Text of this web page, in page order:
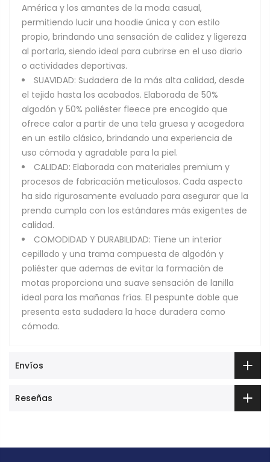
América y los amantes de la moda casual,
permitiendo lucir una hoodie única y con estilo
propio, brindando una sensación de calidez y ligereza
al portarla, siendo ideal para cubrirse en el uso diario
o actividades deportivas.
SUAVIDAD: Sudadera de la más alta calidad, desde
el tejido hasta los acabados. Elaborada de 50%
algodón y 50% poliéster fleece pre encogido que
ofrece calor a partir de una tela gruesa y acogedora
en un estilo clásico, brindando una experiencia de
uso cómoda y agradable para la piel.
CALIDAD: Elaborada con materiales premium y
procesos de fabricación meticulosos. Cada aspecto
ha sido rigurosamente evaluado para asegurar que la
prenda cumpla con los estándares más exigentes de
calidad.
COMODIDAD Y DURABILIDAD: Tiene un interior
cepillado y una trama compuesta de algodón y
poliéster que ademas de evitar la formación de
motas proporciona una suave sensación de lanilla
ideal para las mañanas frías. El pespunte doble que
presenta esta sudadera la hace duradera como
cómoda.
Envíos
Reseñas